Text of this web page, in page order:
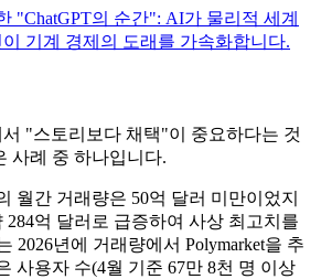
"ChatGPT의 순간": AI가 물리적 세계
기계 경제의 도래를 가속화합니다.
"스토리보다 채택"이 중요하다는 것
사례 중 하나입니다.
월간 거래량은 50억 달러 미만이었지
284억 달러로 급증하여 사상 최고치를
2026년에 거래량에서 Polymarket을 추
사용자 수(4월 기준 67만 8천 명 이상